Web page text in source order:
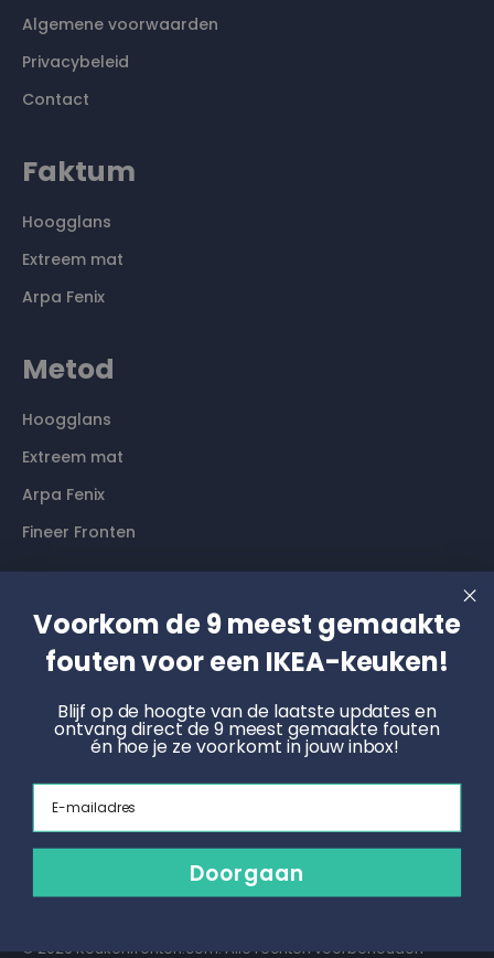
Algemene voorwaarden
Privacybeleid
Contact
Faktum
Hoogglans
Extreem mat
Arpa Fenix
Metod
Hoogglans
Extreem mat
Arpa Fenix
Fineer Fronten
Contact
Langs komen? Graag even een afspraak maken. Dan
Boek een online afspraak
KNOET
Radonstraat 4, 7031 GT Wehl
© 2026 Keukenfronten.com. Alle rechten voorbehouden
Voorkom de 9 meest gemaakte
fouten voor een IKEA-keuken!
Blijf op de hoogte van de laatste updates en
ontvang direct de 9 meest gemaakte fouten
én hoe je ze voorkomt in jouw inbox!
Doorgaan